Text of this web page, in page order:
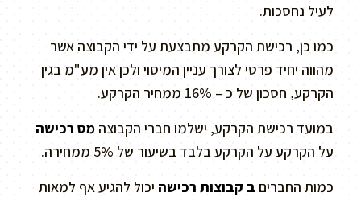
לעיל נחסכות.
כמו כן, רכישת הקרקע מתבצעת על ידי הקבוצה אשר
מהווה יחיד פרטי לצורך עניין המיסוי ולכן אין מע"מ בגין
הקרקע, חסכון של כ – 16% ממחיר הקרקע.
במועד רכישת הקרקע, ישלמו חברי הקבוצה מס רכישה
על הקרקע על הקרקע בלבד בשיעור של 5% ממחירה.
כמות החברים ב קבוצות רכישה יכול להגיע אף למאות